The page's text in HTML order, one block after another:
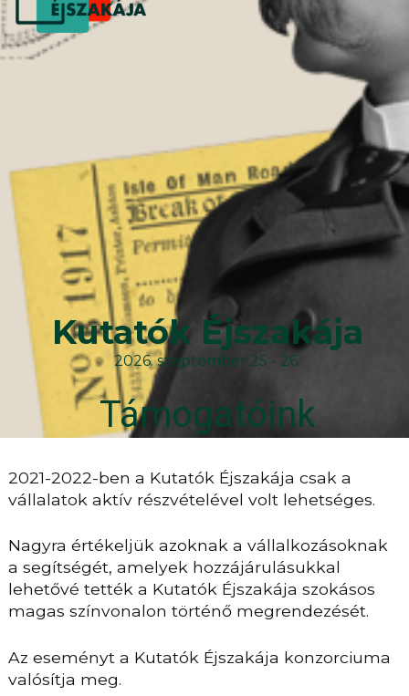
Kutatók Éjszakája
2026. szeptember 25 - 26.
Támogatóink
2021-2022-ben a Kutatók Éjszakája csak a
vállalatok aktív részvételével volt lehetséges.
Nagyra értékeljük azoknak a vállalkozásoknak
a segítségét, amelyek hozzájárulásukkal
lehetővé tették a Kutatók Éjszakája szokásos
magas színvonalon történő megrendezését.
Az eseményt a Kutatók Éjszakája konzorciuma
valósítja meg.